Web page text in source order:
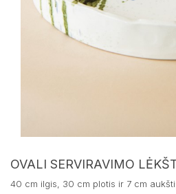
OVALI SERVIRAVIMO
40 cm ilgis, 30 cm plotis ir 7 cm